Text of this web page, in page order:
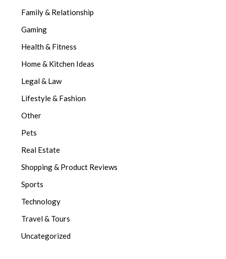
Family & Relationship
Gaming
Health & Fitness
Home & Kitchen Ideas
Legal & Law
Lifestyle & Fashion
Other
Pets
Real Estate
Shopping & Product Reviews
Sports
Technology
Travel & Tours
Uncategorized